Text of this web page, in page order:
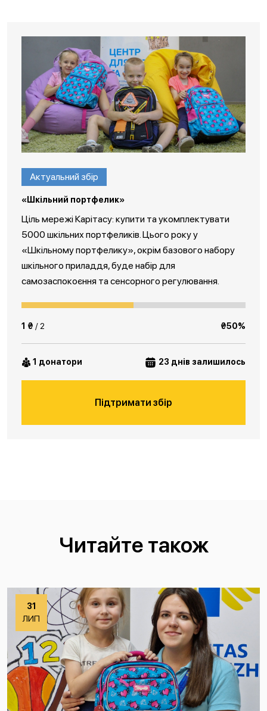
Актуальний збір
«Шкільний портфелик»
Ціль мережі Карітасу: купити та укомплектувати
5000 шкільних портфеликів. Цього року у
«Шкільному портфелику», окрім базового набору
шкільного приладдя, буде набір для
самозаспокоєння та сенсорного регулювання.
1 ₴ / 2 ₴50%
1 донатори 23 днів залишилось
Підтримати збір
Читайте також
31
ЛИП